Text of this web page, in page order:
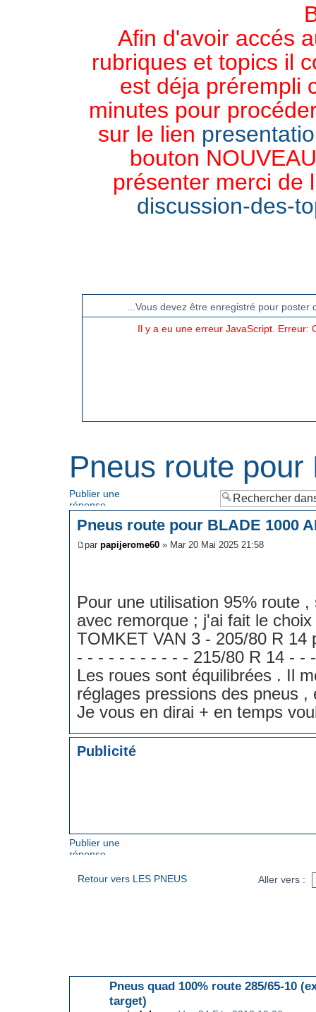
Afin d'avoir accés
rubriques et topics il
est déja prérempli
minutes pour
sur le lien
bouton
présenter merci de
discussion-des-
...Vous devez être enregistré pour
Il y a eu une erreur JavaScript. Erreur:
Pneus route
Publier une
réponse
Pneus route pour BLADE 1000
par papijerome60 » Mar 20 Mai 2025 21:58
Pour une utilisation 95% route
avec remorque ; j'ai fait le
TOMKET VAN 3 - 205/80 R 14
- - - - - - - - - - - 215/80 R 14 - -
Les roues sont équilibrées . Il
réglages pressions des pneus ,
Je vous en dirai + en temps
Publicité
Publier une
réponse
Retour vers LES PNEUS Aller vers :
Pneus quad 100% route 285/65-10
target)